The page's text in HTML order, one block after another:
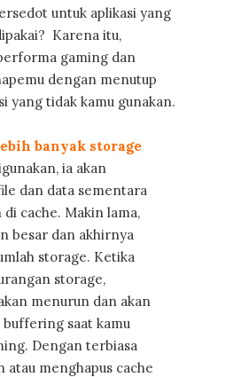
untuk aplikasi yang
Karena itu,
gaming dan
dengan menutup
yang tidak kamu gunakan.
banyak storage
ia akan
dan data sementara
cache. Makin lama,
besar dan akhirnya
storage. Ketika
storage,
menurun dan akan
saat kamu
Dengan terbiasa
atau menghapus cache